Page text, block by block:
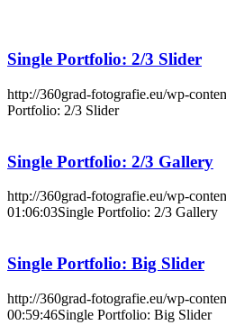
Single Portfolio: 2/3 Slider
http://360grad-fotografie.eu/wp-
Portfolio: 2/3 Slider
Single Portfolio: 2/3 Gallery
http://360grad-fotografie.eu/wp-
01:06:03Single Portfolio: 2/3 Gallery
Single Portfolio: Big Slider
http://360grad-fotografie.eu/wp-
00:59:46Single Portfolio: Big Slider